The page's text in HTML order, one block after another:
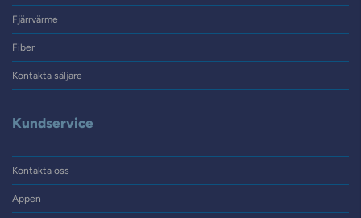
Fjärrvärme
Fiber
Kontakta säljare
Kundservice
Kontakta oss
Appen